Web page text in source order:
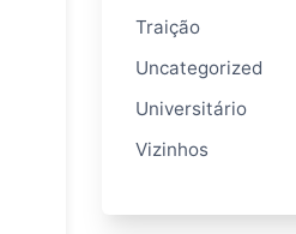
Traição
Uncategorized
Universitário
Vizinhos